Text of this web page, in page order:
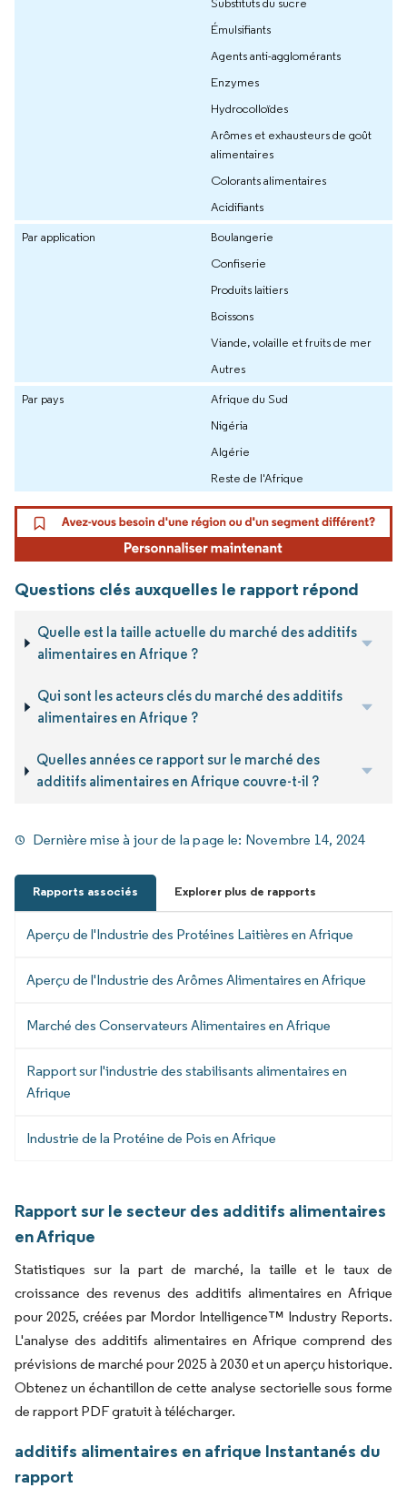
Émulsifiants
Agents anti-agglomérants
Enzymes
Hydrocolloïdes
Arômes et exhausteurs de goût
alimentaires
Colorants alimentaires
Acidifiants
Par application
Boulangerie
Confiserie
Produits laitiers
Boissons
Viande, volaille et fruits de mer
Autres
Par pays
Afrique du Sud
Nigéria
Algérie
Reste de l'Afrique
Questions clés auxquelles le rapport répond
Quelle est la taille actuelle du marché des additifs
alimentaires en Afrique ?
Qui sont les acteurs clés du marché des additifs
alimentaires en Afrique ?
Quelles années ce rapport sur le marché des
additifs alimentaires en Afrique couvre-t-il ?
Dernière mise à jour de la page le: Novembre 14, 2024
Rapports associés Explorer plus de rapports
Aperçu de l'Industrie des Protéines Laitières en Afrique
Aperçu de l'Industrie des Arômes Alimentaires en Afrique
Marché des Conservateurs Alimentaires en Afrique
Rapport sur l'industrie des stabilisants alimentaires en
Afrique
Industrie de la Protéine de Pois en Afrique
Rapport sur le secteur des additifs alimentaires
en Afrique
Statistiques sur la part de marché, la taille et le taux de
croissance des revenus des additifs alimentaires en Afrique
pour 2025, créées par Mordor Intelligence™ Industry Reports.
L'analyse des additifs alimentaires en Afrique comprend des
prévisions de marché pour 2025 à 2030 et un aperçu historique.
Obtenez un échantillon de cette analyse sectorielle sous forme
de rapport PDF gratuit à télécharger.
additifs alimentaires en afrique Instantanés du
rapport